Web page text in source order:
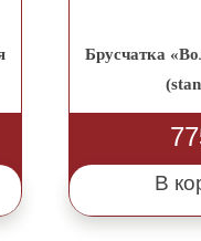
Брусчатка
В